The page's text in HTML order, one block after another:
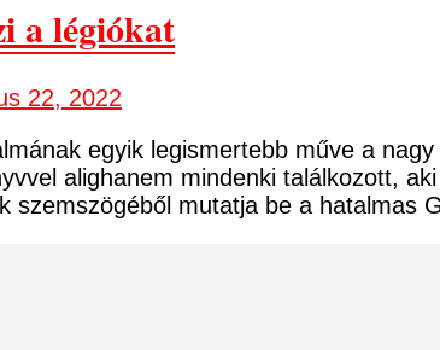
a légiókat
22, 2022
egyik legismertebb műve a
alighanem mindenki találkozott,
szemszögéből mutatja be a hatalmas